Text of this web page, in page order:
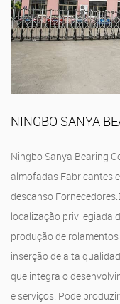
NINGBO SANYA
Ningbo Sanya Bearing
almofadas Fabricantese
descanso Fornecedores
localização privilegiada
produção de
inserção de alta
que integra o
e serviços. Pode